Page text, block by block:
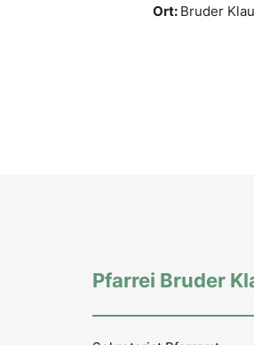
Ort: Bruder
Pfarrei Bruder